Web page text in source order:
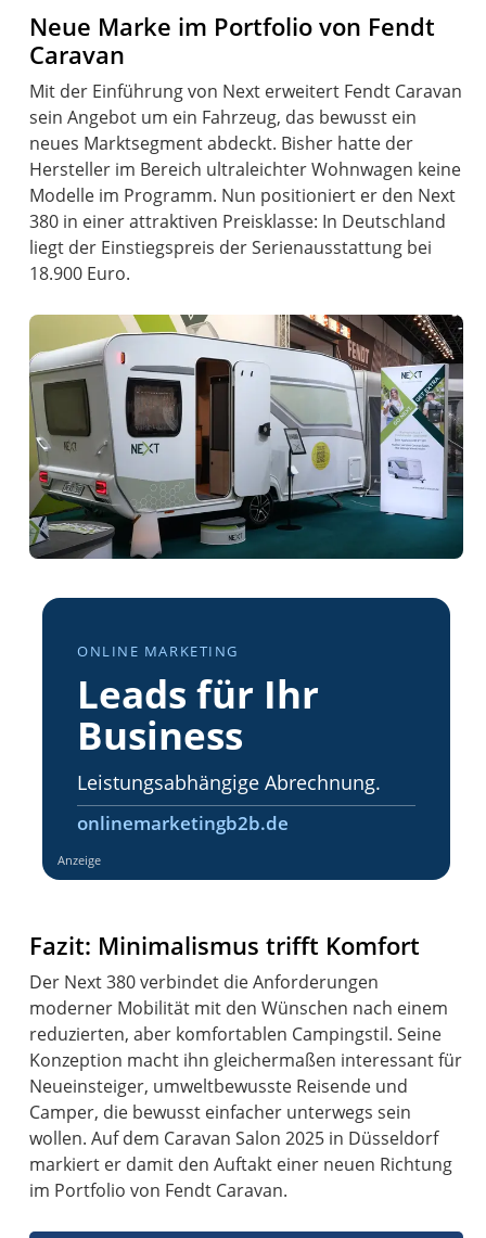
Neue Marke im Portfolio von Fendt
Caravan
Mit der Einführung von Next erweitert Fendt Caravan
sein Angebot um ein Fahrzeug, das bewusst ein
neues Marktsegment abdeckt. Bisher hatte der
Hersteller im Bereich ultraleichter Wohnwagen keine
Modelle im Programm. Nun positioniert er den Next
380 in einer attraktiven Preisklasse: In Deutschland
liegt der Einstiegspreis der Serienausstattung bei
18.900 Euro.
ONLINE MARKETING
Leads für Ihr
Business
Leistungsabhängige Abrechnung.
onlinemarketingb2b.de
Anzeige
Fazit: Minimalismus trifft Komfort
Der Next 380 verbindet die Anforderungen
moderner Mobilität mit den Wünschen nach einem
reduzierten, aber komfortablen Campingstil. Seine
Konzeption macht ihn gleichermaßen interessant für
Neueinsteiger, umweltbewusste Reisende und
Camper, die bewusst einfacher unterwegs sein
wollen. Auf dem Caravan Salon 2025 in Düsseldorf
markiert er damit den Auftakt einer neuen Richtung
im Portfolio von Fendt Caravan.